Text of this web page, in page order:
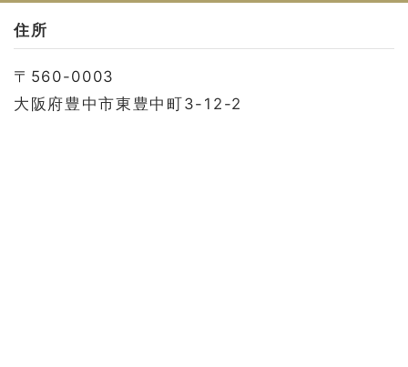
住所
〒560-0003
大阪府豊中市東豊中町3-12-2